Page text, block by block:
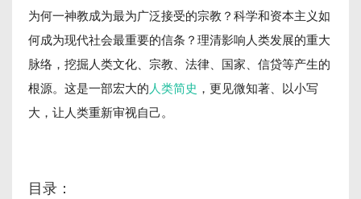
为何一神教成为最为广泛接受的宗教？科学和资本主义如
何成为现代社会最重要的信条？理清影响人类发展的重大
脉络，挖掘人类文化、宗教、法律、国家、信贷等产生的
根源。这是一部宏大的人类简史 ，更见微知著、以小写
大，让人类重新审视自己。
目录：